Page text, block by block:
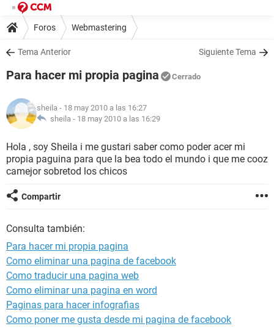
Foros Webmastering
Tema Anterior Siguiente Tema
Para hacer mi propia pagina Cerrado
sheila - 18 may 2010 a las 16:27
sheila - 18 may 2010 a las 16:29
Hola , soy Sheila i me gustari saber como poder acer mi
propia paguina para que la bea todo el mundo i que me cooz
camejor sobretod los chicos
Compartir
Consulta también:
Para hacer mi propia pagina
Como eliminar una pagina de facebook
Como traducir una pagina web
Como eliminar una pagina en word
Paginas para hacer infografias
Como poner me gusta desde mi pagina de facebook